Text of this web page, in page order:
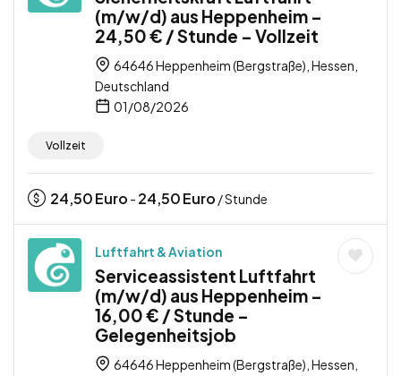
(m/w/d) aus Heppenheim –
24,50 € / Stunde – Vollzeit
64646 Heppenheim (Bergstraße), Hessen,
Deutschland
01/08/2026
Vollzeit
24,50Euro - 24,50Euro / Stunde
Luftfahrt & Aviation
Serviceassistent Luftfahrt
(m/w/d) aus Heppenheim –
16,00 € / Stunde –
Gelegenheitsjob
64646 Heppenheim (Bergstraße), Hessen,